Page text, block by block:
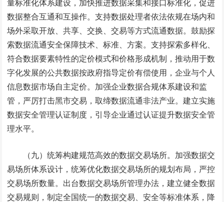
量标准化体系建设，加快推进数据采集和接口标准化，促进
数据整合互通和互操作。支持数据处理者依法依规在场内和
场外采取开放、共享、交换、交易等方式流通数据。鼓励探
索数据流通安全保障技术、标准、方案。支持探索多样化、
符合数据要素特性的定价模式和价格形成机制，推动用于数
字化发展的公共数据按政府指导定价有偿使用，企业与个人
信息数据市场自主定价。加强企业数据合规体系建设和监
管，严厉打击黑市交易，取缔数据流通非法产业。建立实施
数据安全管理认证制度，引导企业通过认证提升数据安全管
理水平。
（九）统筹构建规范高效的数据交易场所。加强数据交
易场所体系设计，统筹优化数据交易场所的规划布局，严控
交易场所数量。出台数据交易场所管理办法，建立健全数据
交易规则，制定全国统一的数据交易、安全等标准体系，降